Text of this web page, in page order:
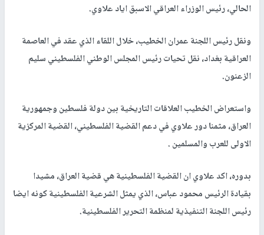
الحالي، رئيس الوزراء العراقي الاسبق اياد علاوي.
ونقل رئيس اللجنة عمران الخطيب، خلال اللقاء الذي عقد في العاصمة
العراقية بغداد، نقل تحيات رئيس المجلس الوطني الفلسطيني سليم
الزعنون.
واستعراض الخطيب العلاقات التاريخية بين دولة فلسطين وجمهورية
العراق، مثمنا دور علاوي في دعم القضية الفلسطيني، القضية المركزية
الاولى للعرب والمسلمين .
بدوره، اكد علاوي ان القضية الفلسطينية هي قضية العراق، مشيدا
بقيادة الرئيس محمود عباس، الذي يمثل الشرعية الفلسطينية كونه ايضا
رئيس اللجنة التنفيذية لمنظمة التحرير الفلسطينية.